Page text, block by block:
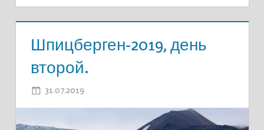
Шпицберген-2019, день
второй.
31.07.2019